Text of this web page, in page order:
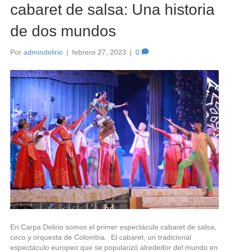
cabaret de salsa: Una historia
de dos mundos
Por admindelirio | febrero 27, 2023 | 0
En Carpa Delirio somos el primer espectáculo cabaret de salsa,
circo y orquesta de Colombia. El cabaret, un tradicional
espectáculo europeo que se popularizó alrededor del mundo en